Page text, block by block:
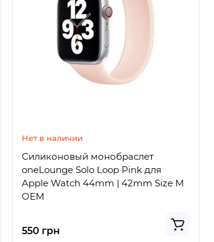
Нет в наличии
Силиконовый монобраслет
oneLounge Solo Loop Pink для
Apple Watch 44mm | 42mm Size M
OEM
550 грн